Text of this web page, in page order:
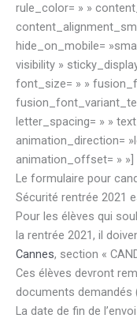
rule_color= » »
hide_on_mobile=
visibility »
font_size= » »
letter_spacing= » »
animation_direction=
animation_offset= » »]
Le formulaire pour
Sécurité rentrée 2021
Pour les élèves qui
la rentrée 2021, il
Cannes, section «
Ces élèves devront
documents demandés
La date de fin de